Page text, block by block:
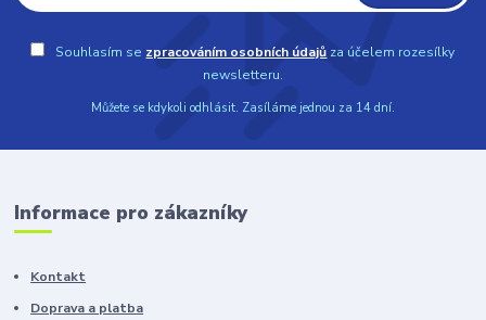
Souhlasím se zpracováním osobních údajů za účelem rozesílky
newsletteru.
Můžete se kdykoli odhlásit. Zasíláme jednou za 14 dní.
Informace pro zákazníky
Kontakt
Doprava a platba